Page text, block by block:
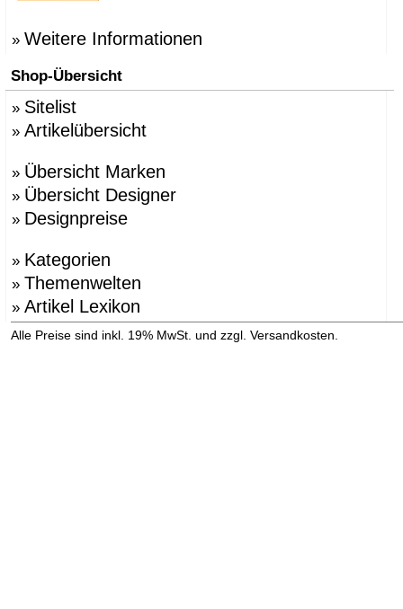
» Weitere Informationen
Shop-Übersicht
» Sitelist
» Artikelübersicht
» Übersicht Marken
» Übersicht Designer
» Designpreise
» Kategorien
» Themenwelten
» Artikel Lexikon
Alle Preise sind inkl. 19% MwSt. und zzgl. Versandkosten.